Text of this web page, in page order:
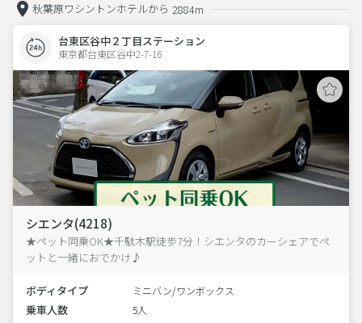
秋葉原ワシントンホテルから 2884m
台東区谷中２丁目ステーション
東京都台東区谷中2-7-16
シエンタ(4218)
★ペット同乗OK★千駄木駅徒歩7分！シエンタのカーシェアでペ
ットと一緒におでかけ♪
ボディタイプ ミニバン/ワンボックス
乗車人数 5人